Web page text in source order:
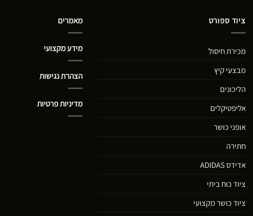
ציוד ספורט
מכירת חיסול
מבצעי קיץ
הליכונים
אליפטיקלים
אופני כושר
חתירה
אדידס ADIDAS
ציוד כוח ביתי
ציוד כושר מקצועי
מאמרים
מידע מקצועי
הצהרת נגישות
מדיניות פרטיות